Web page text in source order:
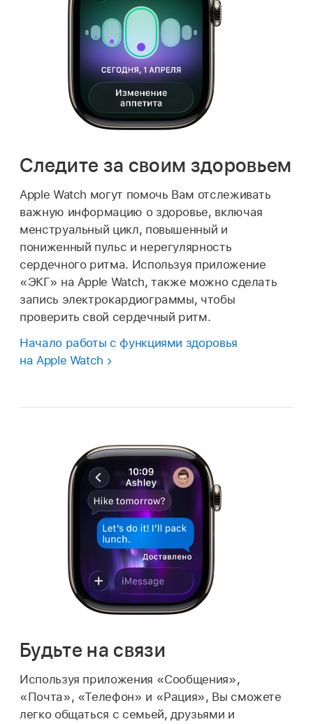
Следите за своим здоровьем
Apple Watch могут помочь Вам отслеживать
важную информацию о здоровье, включая
менструальный цикл, повышенный и
пониженный пульс и нерегулярность
сердечного ритма. Используя приложение
«ЭКГ» на Apple Watch, также можно сделать
запись электрокардиограммы, чтобы
проверить свой сердечный ритм.
Начало работы с функциями здоровья
на Apple Watch
Будьте на связи
Используя приложения «Сообщения»,
«Почта», «Телефон» и «Рация», Вы сможете
легко общаться с семьей, друзьями и